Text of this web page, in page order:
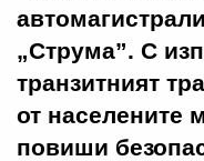
„Струма”. С
транзитният
от населените
повиши